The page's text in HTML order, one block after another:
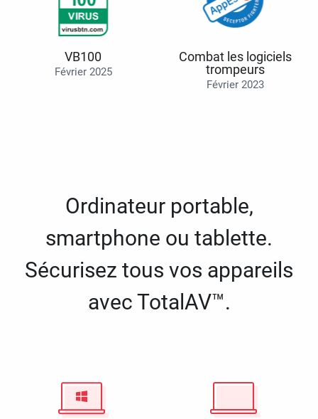
VB100
Février 2025
Combat les logiciels
trompeurs
Février 2023
Ordinateur portable,
smartphone ou tablette.
Sécurisez tous vos appareils
avec TotalAV™.